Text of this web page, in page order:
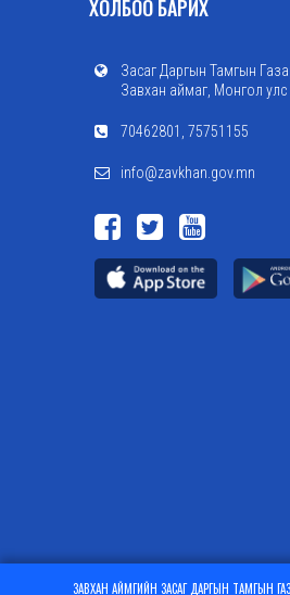
ХОЛБОО БАРИХ
Засаг Даргын Тамгын
Завхан аймаг, Монгол улс
70462801, 75751155
info@zavkhan.gov.mn
ЗАВХАН АЙМГИЙН ЗАСАГ ДАРГЫН ТАМГЫН